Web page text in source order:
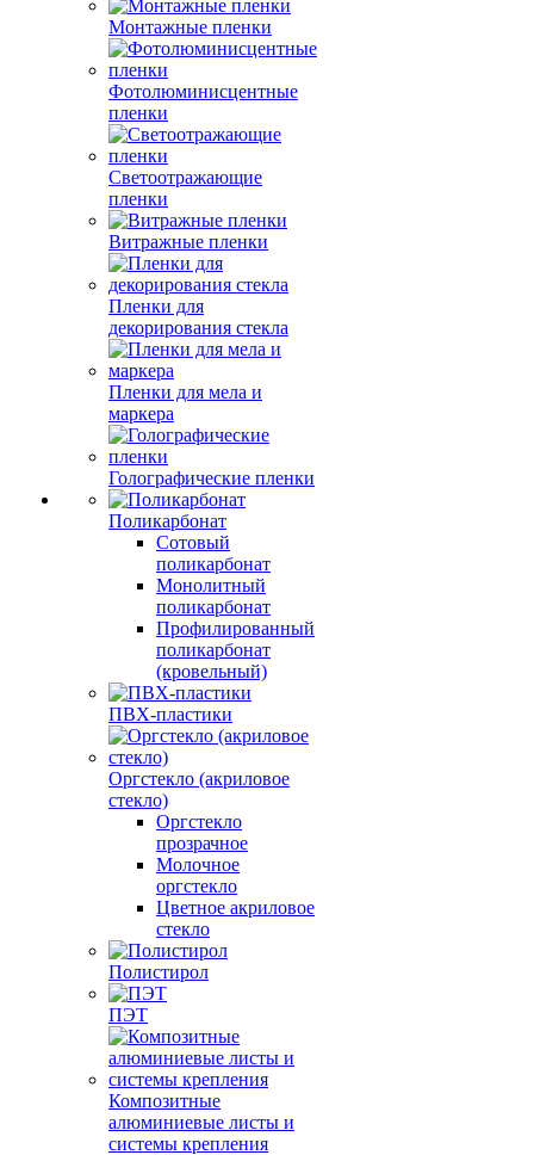
Монтажные пленки
Фотолюминисцентные
пленки
Светоотражающие
пленки
Витражные пленки
Пленки для
декорирования стекла
Пленки для мела и
маркера
Голографические пленки
Поликарбонат
Сотовый
поликарбонат
Монолитный
поликарбонат
Профилированный
поликарбонат
(кровельный)
ПВХ-пластики
Оргстекло (акриловое
стекло)
Оргстекло
прозрачное
Молочное
оргстекло
Цветное акриловое
стекло
Полистирол
ПЭТ
Композитные
алюминиевые листы и
системы крепления